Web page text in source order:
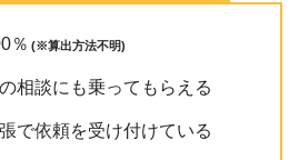
％ (※算出方法不明)
相談にも乗ってもらえる
で依頼を受け付けている